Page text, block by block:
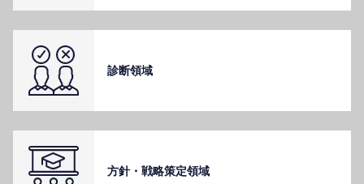
診断領域
⽅針・戦略策定領域